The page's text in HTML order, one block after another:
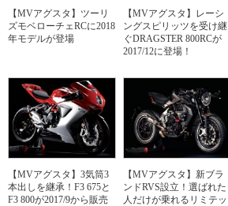
【MVアグスタ】ツーリ
ズモベローチェRCに2018
年モデルが登場
【MVアグスタ】レーシ
ングスピリッツを受け継
ぐDRAGSTER 800RCが
2017/12に登場！
【MVアグスタ】3気筒3
本出しを継承！F3 675と
F3 800が2017/9から販売
【MVアグスタ】新ブラ
ンドRVS設立！選ばれた
人だけが乗れるリミテッ